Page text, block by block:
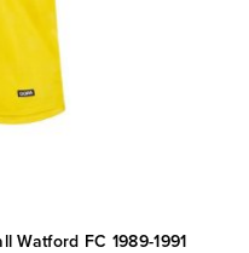
Watford FC 1989-1991